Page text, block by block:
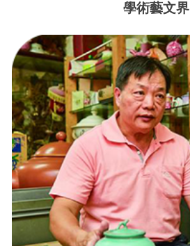
學術藝文界